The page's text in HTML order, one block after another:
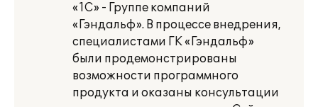
«1С» - Группе компаний
«Гэндальф». В процессе внедрения,
специалистами ГК «Гэндальф»
были продемонстрированы
возможности программного
продукта и оказаны консультации